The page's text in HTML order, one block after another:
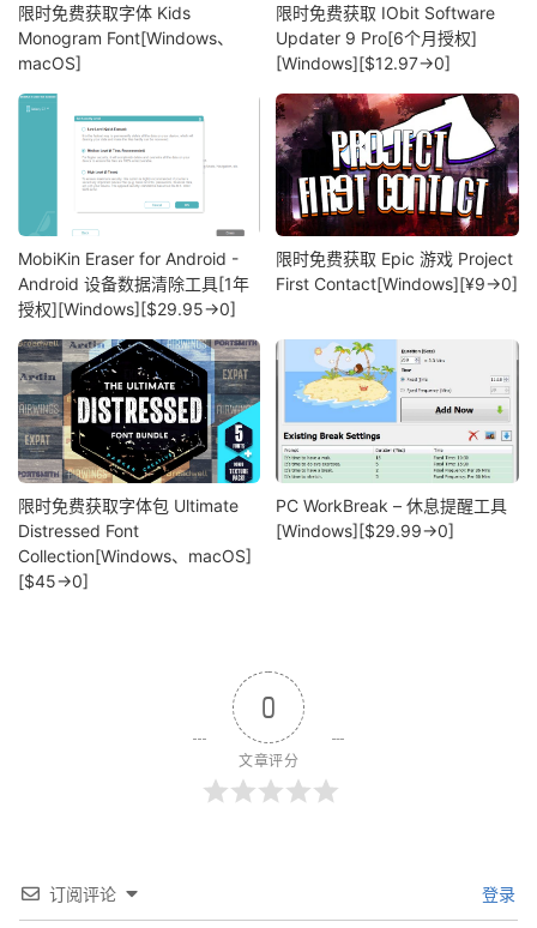
限时免费获取字体 Kids
Monogram Font[Windows、
macOS]
限时免费获取 IObit Software
Updater 9 Pro[6个月授权]
[Windows][$12.97→0]
MobiKin Eraser for Android -
Android 设备数据清除工具[1年
授权][Windows][$29.95→0]
限时免费获取 Epic 游戏 Project
First Contact[Windows][¥9→0]
限时免费获取字体包 Ultimate
Distressed Font
Collection[Windows、macOS]
[$45→0]
PC WorkBreak – 休息提醒工具
[Windows][$29.99→0]
0
文章评分
订阅评论 登录